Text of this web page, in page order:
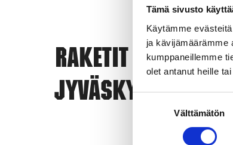
Tämä sivusto
Käytämme
ja kävijämäärämme
kumppaneillemme
olet antanut heille
Suostumuksen
Välttämätön
Raketit
Jyväskylä